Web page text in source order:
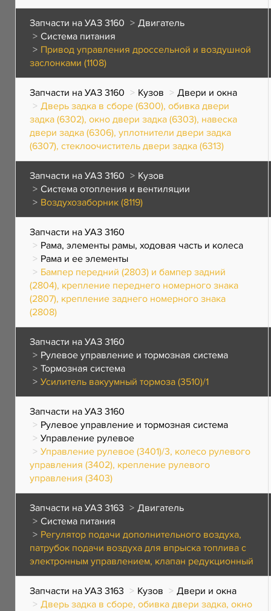
Запчасти на УАЗ 3160
Двигатель
Система питания
Привод управления дроссельной и воздушной
заслонками (1108)
Запчасти на УАЗ 3160 Кузов
Двери и окна
Дверь задка в сборе (6300), обивка двери
задка (6302), окно двери задка (6303), навеска
двери задка (6306), уплотнители двери задка
(6307), стеклоочиститель двери задка (6313)
Запчасти на УАЗ 3160
Кузов
Система отопления и вентиляции
Воздухозаборник (8119)
Запчасти на УАЗ 3160
Рама, элементы рамы, ходовая часть и колеса
Рама и ее элементы
Бампер передний (2803) и бампер задний
(2804), крепление переднего номерного знака
(2807), крепление заднего номерного знака
(2808)
Запчасти на УАЗ 3160
Рулевое управление и тормозная система
Тормозная система
Усилитель вакуумный тормоза (3510)/1
Запчасти на УАЗ 3160
Рулевое управление и тормозная система
Управление рулевое
Управление рулевое (3401)/3, колесо рулевого
управления (3402), крепление рулевого
управления (3403)
Запчасти на УАЗ 3163
Двигатель
Система питания
Регулятор подачи дополнительного воздуха,
патрубок подачи воздуха для впрыска топлива с
электронным управлением, клапан редукционный
Запчасти на УАЗ 3163 Кузов
Двери и окна
Дверь задка в сборе, обивка двери задка, окно